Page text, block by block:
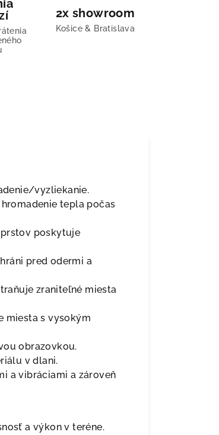
2x showroom
Košice & Bratislava
vyzliekanie.
tepla počas
poskytuje
pred odermi a
zraniteľné miesta
miesta s vysokým
obrazovkou.
v dlani.
a vibráciami a zároveň
a výkon v teréne.